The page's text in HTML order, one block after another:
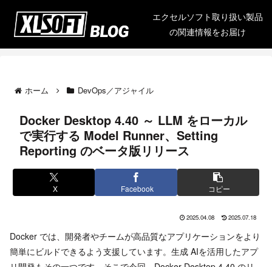
エクセルソフト取り扱い製品
の関連情報をお届け
ホーム DevOps／アジャイル
Docker Desktop 4.40 ～ LLM をローカル
で実行する Model Runner、Setting
Reporting のベータ版リリース
X Facebook コピー
2025.04.08 2025.07.18
Docker では、開発者やチームが高品質なアプリケーションをより
簡単にビルドできるよう支援しています。生成 AIを活用したアプ